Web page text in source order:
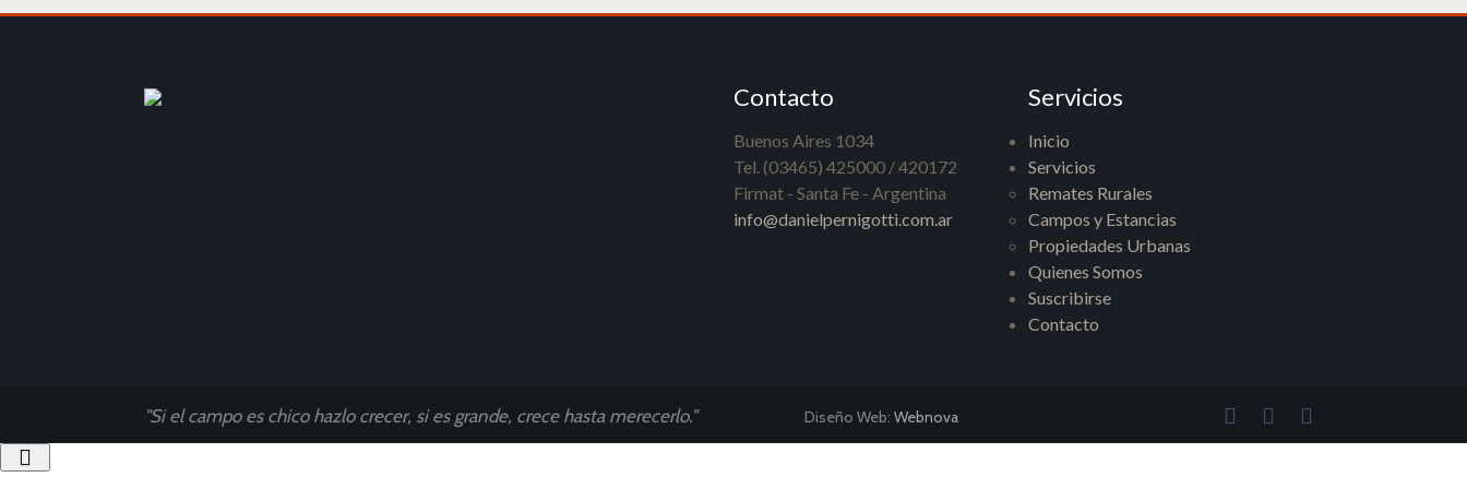
Contacto
Buenos Aires 1034
Tel. (03465) 425000 / 420172
Firmat - Santa Fe - Argentina
info@danielpernigotti.com.ar
Servicios
Inicio
Servicios
Remates Rurales
Campos y Estancias
Propiedades Urbanas
Quienes Somos
Suscribirse
Contacto
"Si el campo es chico hazlo crecer, si es grande, crece hasta merecerlo." Diseño Web: Webnova